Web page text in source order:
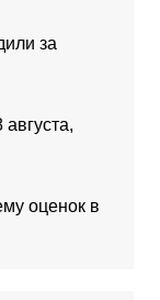
за
оценок в